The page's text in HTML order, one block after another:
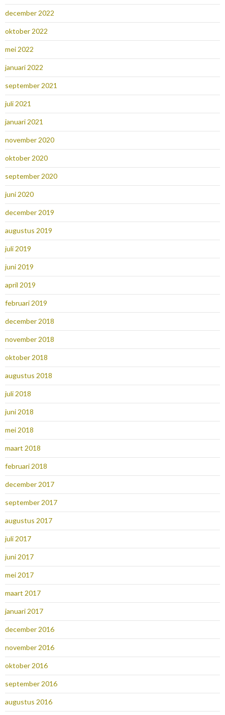
december 2022
oktober 2022
mei 2022
januari 2022
september 2021
juli 2021
januari 2021
november 2020
oktober 2020
september 2020
juni 2020
december 2019
augustus 2019
juli 2019
juni 2019
april 2019
februari 2019
december 2018
november 2018
oktober 2018
augustus 2018
juli 2018
juni 2018
mei 2018
maart 2018
februari 2018
december 2017
september 2017
augustus 2017
juli 2017
juni 2017
mei 2017
maart 2017
januari 2017
december 2016
november 2016
oktober 2016
september 2016
augustus 2016